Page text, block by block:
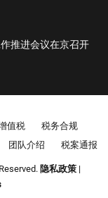
推进会议在京召开
值税
税务合规
团队介绍 税案通报
隐私政策 |